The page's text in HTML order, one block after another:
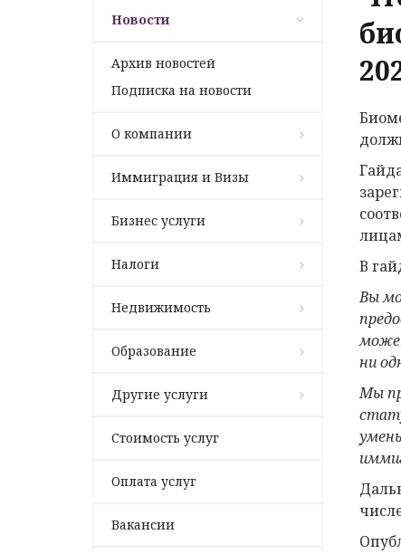
Новости
Архив новостей
Подписка на новости
О компании
Иммиграция и Визы
Бизнес услуги
Налоги
Недвижимость
Образование
Другие услуги
Стоимость услуг
Оплата услуг
Вакансии
В
Вы
ни
Мы